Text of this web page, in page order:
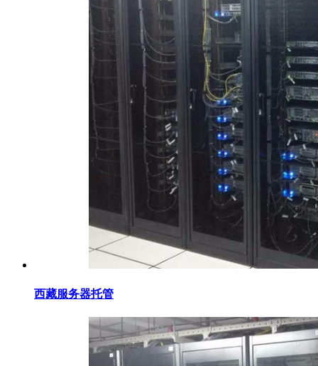
西藏服务器托管